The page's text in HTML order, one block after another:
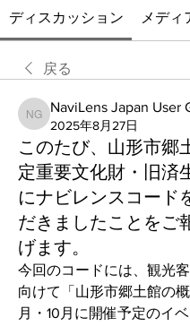
ディスカッション メディ
戻る
NaviLens Japan User Group
NaviLens Japan User
2025年8月27日
このたび、山形市郷
定重要文化財・旧済
にナビレンスコード
だきましたことをご
げます。
今回のコードには、観光
向けて「山形市郷土館の
月・10月に開催予定のイベ